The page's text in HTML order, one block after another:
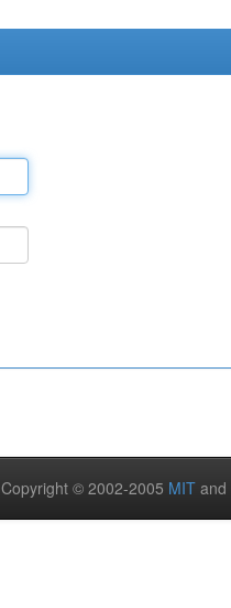
Copyright © 2002-2005 MIT and